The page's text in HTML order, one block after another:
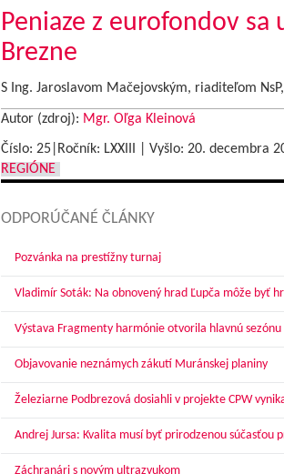
Peniaze z eurofondov sa
Brezne
S Ing. Jaroslavom Mačejovským, riaditeľom
Autor (zdroj): Mgr. Oľga Kleinová
Číslo: 25|Ročník: LXXIII | Vyšlo: 20. decembra
REGIÓNE
ODPORÚČANÉ ČLÁNKY
Pozvánka na prestížny turnaj
Vladimír Soták: Na obnovený hrad Ľupča môže byť
Výstava Fragmenty harmónie otvorila hlavnú sezónu
Objavovanie neznámych zákutí Muránskej planiny
Železiarne Podbrezová dosiahli v projekte CPW
Andrej Jursa: Kvalita musí byť prirodzenou súčasťou
Záchranári s novým ultrazvukom